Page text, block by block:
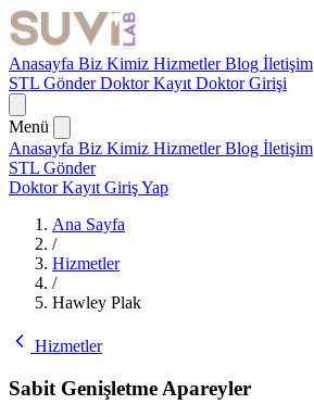
Anasayfa Biz Kimiz HizmetlerBlog İletişim
STL GönderDoktor Kayıt Doktor Girişi
Menü
Anasayfa Biz Kimiz HizmetlerBlog İletişim
STL Gönder
Doktor Kayıt Giriş Yap
Ana Sayfa
/
Hizmetler
/
Hawley Plak
Hizmetler
Sabit Genişletme Apareyler